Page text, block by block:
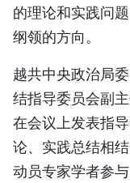
的理论和实践问
纲领的方向。
越共中央政治局
结指导委员会副
在会议上发表指
论、实践总结相
动员专家学者参与